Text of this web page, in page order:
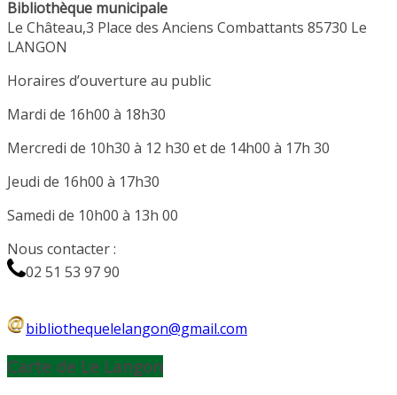
Bibliothèque municipale
Le Château,3 Place des Anciens Combattants 85730 Le
LANGON
Horaires d’ouverture au public
Mardi de 16h00 à 18h30
Mercredi de 10h30 à 12 h30 et de 14h00 à 17h 30
Jeudi de 16h00 à 17h30
Samedi de 10h00 à 13h 00
Nous contacter :
02 51 53 97 90
bibliothequelelangon@gmail.com
Carte de Le Langon